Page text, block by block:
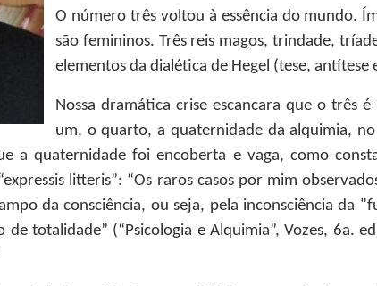
O número três voltou à essência do mundo.
são femininos. Três reis magos, trindade,
elementos da dialética de Hegel (tese, antítese
Nossa dramática crise escancara que o três
um, o quarto, a quaternidade da alquimia,
a quaternidade foi encoberta e vaga, como
litteris”: “Os raros casos por mim
da consciência, ou seja, pela inconsciência da
totalidade” (“Psicologia e Alquimia”, Vozes, 6a.